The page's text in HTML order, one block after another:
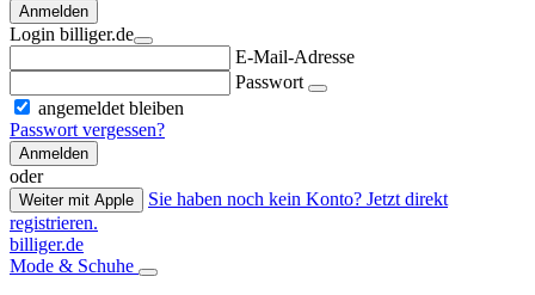
Anmelden
Login billiger.de
E-Mail-Adresse
Passwort
angemeldet bleiben
Passwort vergessen?
Anmelden
oder
Weiter mit Apple
Sie haben noch kein Konto? Jetzt direkt
registrieren.
billiger.de
Mode & Schuhe